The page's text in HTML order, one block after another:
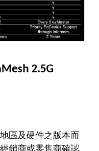
2.5G
區及硬件之版本而
銷商或零售商確認